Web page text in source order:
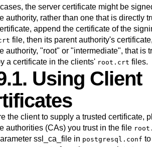
cases, the server certificate might be
authority, rather than one that is directly
append the certificate of the
file, then its parent authority's
authority, "root" or "intermediate", that is
a certificate in the clients' root.crt files.
Using Client
the client to supply a trusted certificate,
authorities (CAs) you trust in the file
ssl_ca_filein postgresql.conf to